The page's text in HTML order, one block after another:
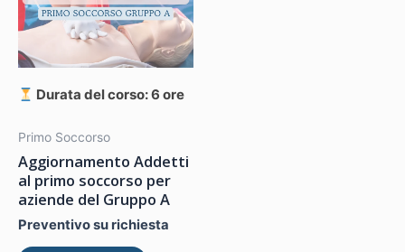
opzioni
possono
essere
scelte
del
prodotto
Durata del corso: 6 ore
Primo Soccorso
Aggiornamento Addetti
al primo soccorso per
aziende del Gruppo A
Preventivo su richiesta